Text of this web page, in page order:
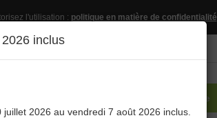
l'utilisation : politique en matière de confidentialité
inclus
2026 au vendredi 7 août 2026 inclus.
Publier un livre